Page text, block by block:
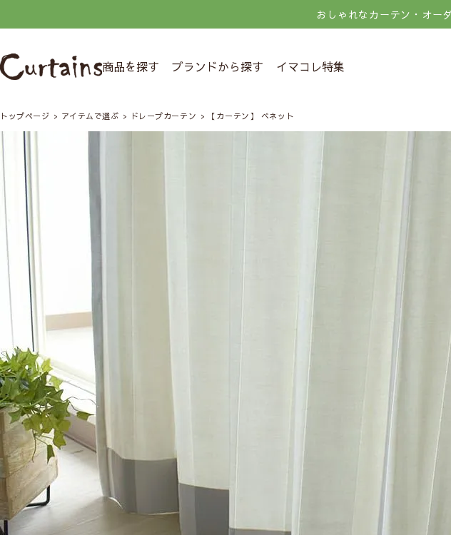
おしゃれなカーテン・オー
商品を探す ブランドから探す イマコレ特集
トップページ アイテムで選ぶ ドレープカーテン 【カーテン】 ベネット